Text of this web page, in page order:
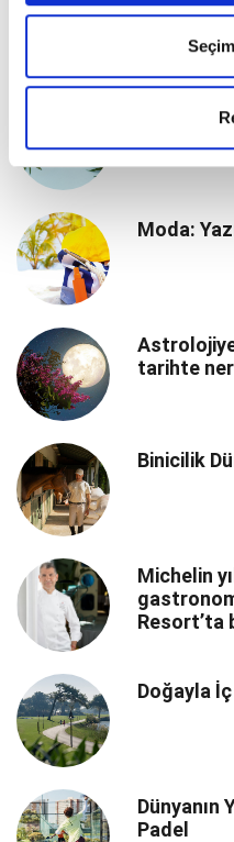
Önemi
Valizleri
Moda:
Astrolojiye
tarihte
Binicilik
Michelin
Resort’ta
Doğayla
Dünyanın
Padel